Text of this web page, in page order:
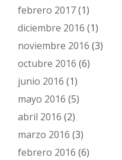
febrero 2017(1)
diciembre 2016 (1)
noviembre 2016 (3)
octubre 2016 (6)
junio 2016 (1)
mayo 2016 (5)
abril 2016 (2)
marzo 2016 (3)
febrero 2016 (6)